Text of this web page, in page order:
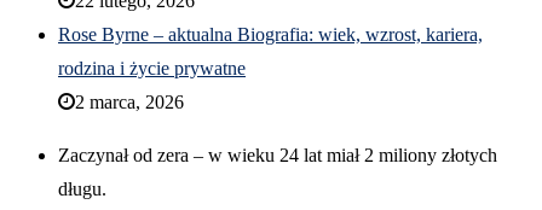
Rose Byrne – aktualna Biografia: wiek, wzrost, kariera,
rodzina i życie prywatne
2 marca, 2026
Zaczynał od zera – w wieku 24 lat miał 2 miliony złotych
długu.